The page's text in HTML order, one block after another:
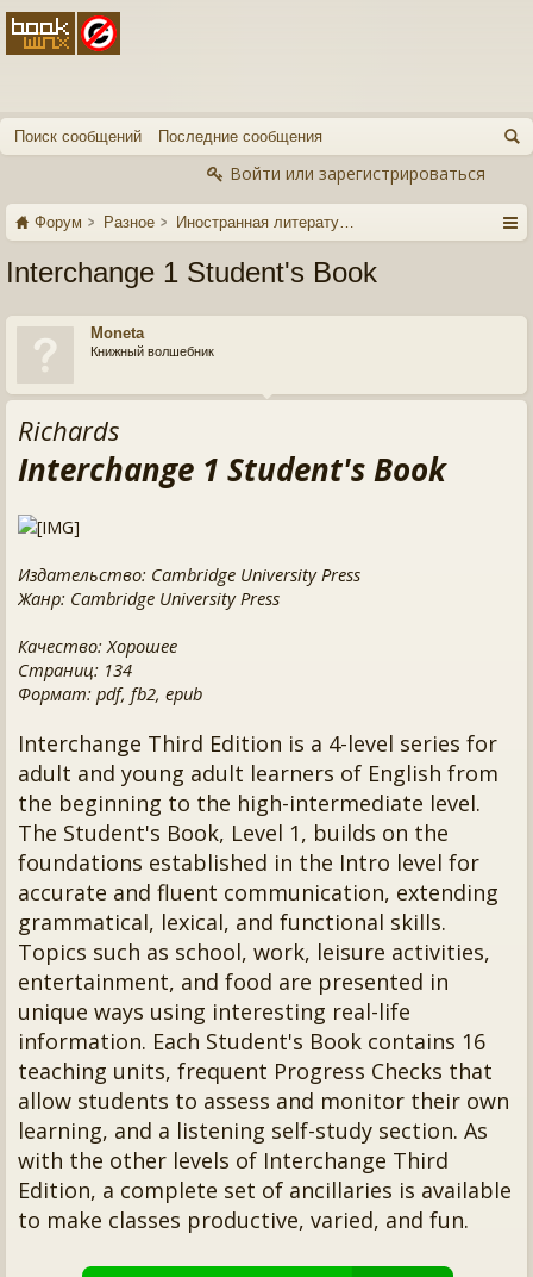
Поиск сообщений Последние сообщения
Войти или зарегистрироваться
Форум Разное Иностранная литература
Interchange 1 Student's Book
Moneta
Книжный волшебник
Richards
Interchange 1 Student's Book
Издательство: Cambridge University Press
Жанр: Cambridge University Press
Качество: Хорошее
Страниц: 134
Формат: pdf, fb2, epub
Interchange Third Edition is a 4-level series for
adult and young adult learners of English from
the beginning to the high-intermediate level.
The Student's Book, Level 1, builds on the
foundations established in the Intro level for
accurate and fluent communication, extending
grammatical, lexical, and functional skills.
Topics such as school, work, leisure activities,
entertainment, and food are presented in
unique ways using interesting real-life
information. Each Student's Book contains 16
teaching units, frequent Progress Checks that
allow students to assess and monitor their own
learning, and a listening self-study section. As
with the other levels of Interchange Third
Edition, a complete set of ancillaries is available
to make classes productive, varied, and fun.